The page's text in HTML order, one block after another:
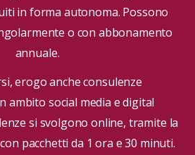
in forma autonoma. Possono
o con abbonamento
annuale.
erogo anche consulenze
ambito social media e digital
si svolgono online, tramite la
pacchetti da 1 ora e 30 minuti.